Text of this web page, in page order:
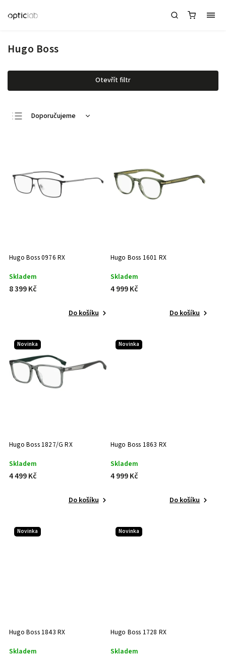
Hugo Boss
Otevřít filtr
Doporučujeme
Abecedně
Hugo Boss 0976 RX
Skladem
8 399 Kč
Do košíku
Hugo Boss 1601 RX
Skladem
4 999 Kč
Do košíku
Novinka
Hugo Boss 1827/G RX
Skladem
4 499 Kč
Do košíku
Novinka
Hugo Boss 1863 RX
Skladem
4 999 Kč
Do košíku
Novinka
Hugo Boss 1843 RX
Skladem
Novinka
Hugo Boss 1728 RX
Skladem